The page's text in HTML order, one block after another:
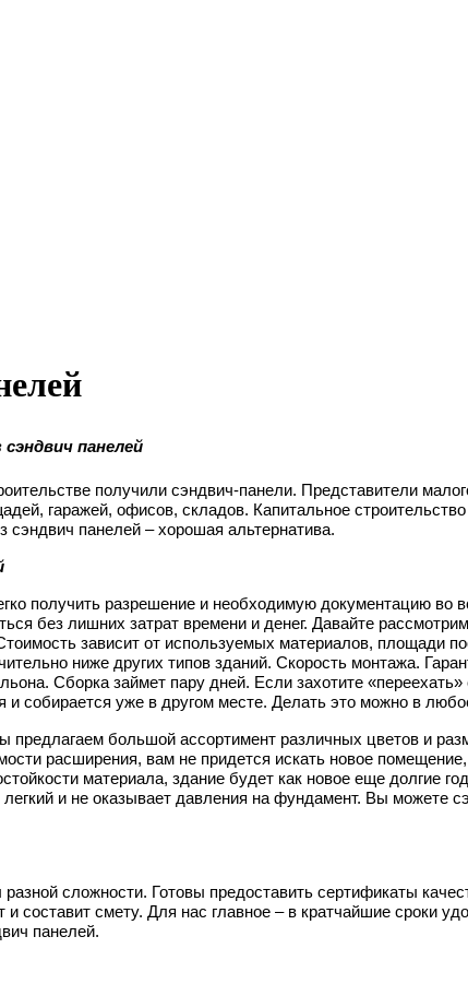
панелей
получили сэндвич-панели. Представители
гаражей, офисов, складов. Капитальное
сэндвич панелей – хорошая альтернатива.
получить разрешение и необходимую документацию во
без лишних затрат времени и денег. Давайте
зависит от используемых материалов, площади
ниже других типов зданий. Скорость монтажа.
Сборка займет пару дней. Если захотите
и собирается уже в другом месте. Делать это можно в
большой ассортимент различных цветов и
расширения, вам не придется искать новое
материала, здание будет как новое еще долгие
и не оказывает давления на фундамент. Вы можете
сложности. Готовы предоставить сертификаты
смету. Для нас главное – в кратчайшие сроки
панелей.